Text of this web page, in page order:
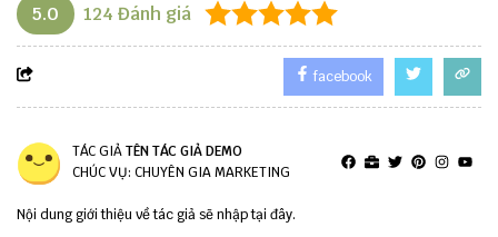
5.0 124 Đánh giá
facebook
TÁC GIẢTÊN TÁC GIẢ DEMO
CHÚC VỤ: CHUYÊN GIA MARKETING
Nội dung giới thiệu về tác giả sẽ nhập tại đây.